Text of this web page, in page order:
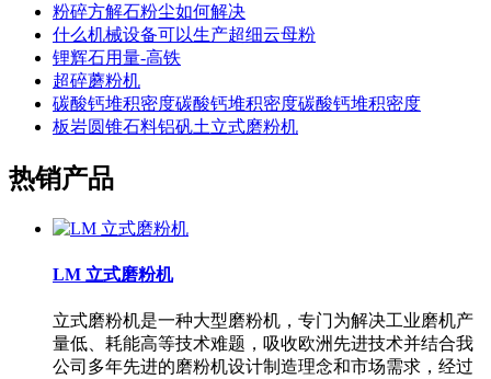
粉碎方解石粉尘如何解决
什么机械设备可以生产超细云母粉
锂辉石用量-高铁
超碎蘑粉机
碳酸钙堆积密度碳酸钙堆积密度碳酸钙堆积密度
板岩圆锥石料铝矾土立式磨粉机
热销产品
LM 立式磨粉机
立式磨粉机是一种大型磨粉机，专门为解决工业磨机产
量低、耗能高等技术难题，吸收欧洲先进技术并结合我
公司多年先进的磨粉机设计制造理念和市场需求，经过